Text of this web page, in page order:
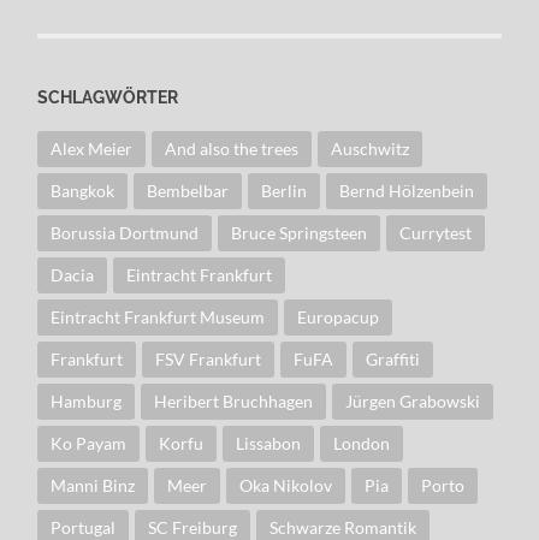
SCHLAGWÖRTER
Alex Meier And also the trees Auschwitz
Bangkok Bembelbar Berlin Bernd Hölzenbein
Borussia Dortmund Bruce Springsteen Currytest
Dacia Eintracht Frankfurt
Eintracht Frankfurt Museum Europacup
Frankfurt FSV Frankfurt FuFA Graffiti
Hamburg Heribert Bruchhagen Jürgen Grabowski
Ko Payam Korfu Lissabon London
Manni Binz Meer Oka Nikolov Pia Porto
Portugal SC Freiburg Schwarze Romantik